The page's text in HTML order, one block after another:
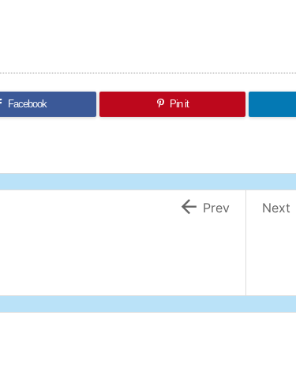
Facebook Pin it
Next
 Prev